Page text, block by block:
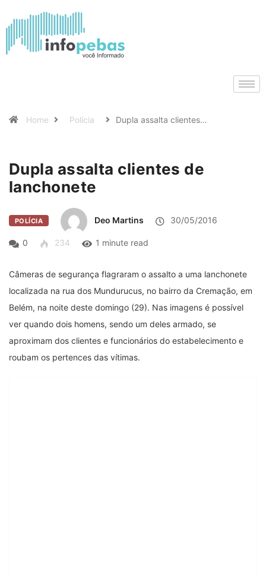
Home Polícia Dupla assalta clientes…
Dupla assalta clientes de
lanchonete
POLÍCIA Deo Martins 30/05/2016
0 234 1 minute read
Câmeras de segurança flagraram o assalto a uma lanchonete
localizada na rua dos Mundurucus, no bairro da Cremação, em
Belém, na noite deste domingo (29). Nas imagens é possível
ver quando dois homens, sendo um deles armado, se
aproximam dos clientes e funcionários do estabelecimento e
roubam os pertences das vítimas.